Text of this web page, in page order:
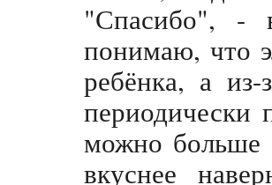
"Спасибо", -
понимаю, что
ребёнка, а
можно больше
вкуснее